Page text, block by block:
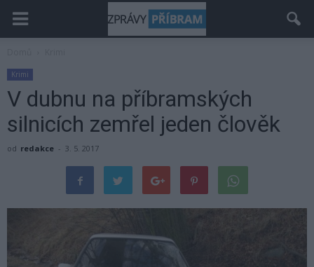
Krimi
V dubnu na příbramských
silnicích zemřel jeden člověk
od redakce - 3. 5. 2017